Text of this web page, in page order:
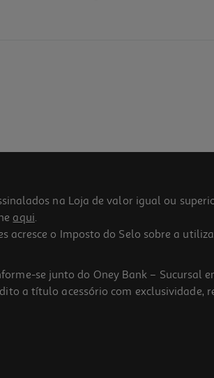
na Loja de valor igual ou
aqui.
o Imposto do Selo sobre a
se junto do Oney Bank – Sucursal
a título acessório com exclusividade,